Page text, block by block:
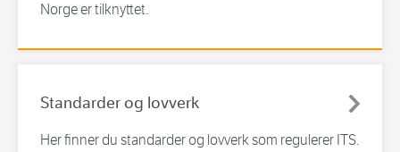
Norge er tilknyttet.
Standarder og lovverk
Her finner du standarder og lovverk som regulerer ITS.